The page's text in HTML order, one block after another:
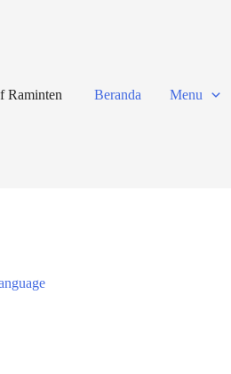
Raminten Beranda Menu